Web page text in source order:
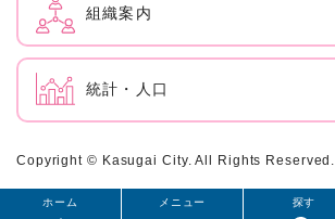
メニュー
ホーム 探す
組織案内
統計・人口
Copyright © Kasugai City. All Rights Reserved.